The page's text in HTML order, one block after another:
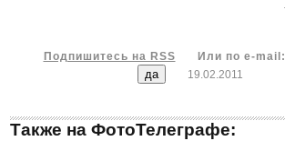
Подпишитесь на RSS
Или по e-mail:
19.02.2011
Также на ФотоТелеграфе: